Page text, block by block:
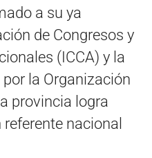
a su ya
de Congresos y
(ICCA) y la
la Organización
provincia logra
nacional